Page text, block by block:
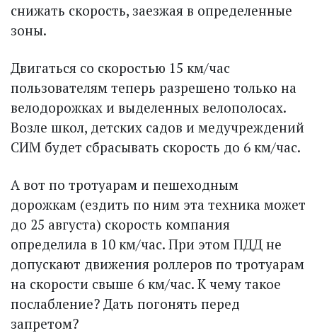
снижать скорость, заезжая в определенные
зоны.
Двигаться со скоростью 15 км/час
пользователям теперь разрешено только на
велодорожках и выделенных велополосах.
Возле школ, детских садов и медучреждений
СИМ будет сбрасывать скорость до 6 км/час.
А вот по тротуарам и пешеходным
дорожкам (ездить по ним эта техника может
до 25 августа) скорость компания
определила в 10 км/час. При этом ПДД не
допускают движения роллеров по тротуарам
на скорости свыше 6 км/час. К чему такое
послабление? Дать погонять перед
запретом?